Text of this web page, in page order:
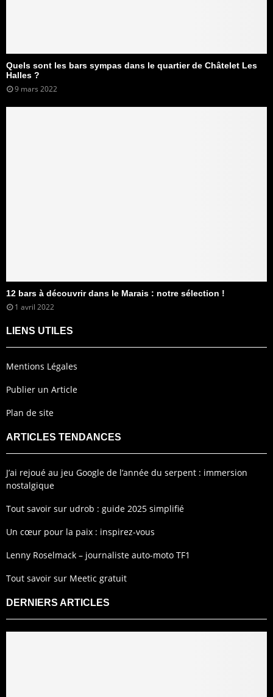
Quels sont les bars sympas dans le quartier de Châtelet Les
Halles ?
9 mars 2022
12 bars à découvrir dans le Marais : notre sélection !
1 avril 2022
LIENS UTILES
Mentions Légales
Publier un Article
Plan de site
ARTICLES TENDANCES
J’ai rejoué au jeu Google de l’année du serpent : immersion
nostalgique
Tout savoir sur udrob : guide 2025 simplifié
Un cœur pour la paix : inspirez-vous
Lenny Roselmack – journaliste auto-moto TF1
Tout savoir sur Meetic gratuit
DERNIERS ARTICLES